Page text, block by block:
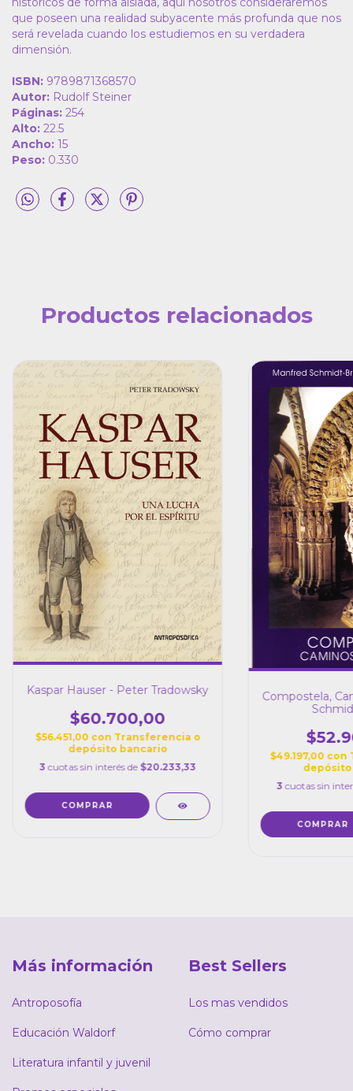
que poseen una realidad subyacente más profunda que nos
será revelada cuando los estudiemos en su verdadera
dimensión.
ISBN: 9789871368570
Autor: Rudolf Steiner
Páginas: 254
Alto: 22.5
Ancho: 15
Peso: 0.330
Productos relacionados
Kaspar Hauser - Peter Tradowsky
$60.700,00
$56.451,00 con Transferencia o
depósito bancario
3 cuotas sin interés de $20.233,33
Compostela,
$49.197,00 con
3 cuotas sin
Más información
Antroposofía
Educación Waldorf
Literatura infantil y juvenil
Best Sellers
Los mas vendidos
Cómo comprar